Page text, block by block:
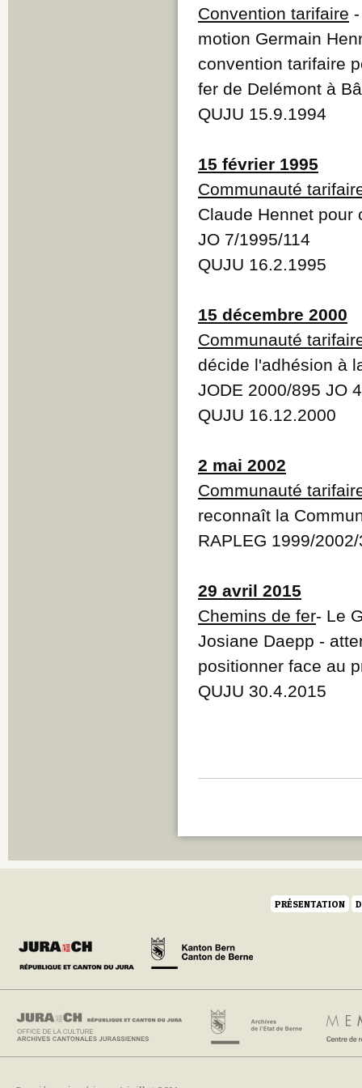
Convention tarifaire
motion Germain
convention tarifaire
fer de Delémont à
QUJU 15.9.1994
15 février 1995
Communauté
Claude Hennet pour
JO 7/1995/114
QUJU 16.2.1995
15 décembre 2000
Communauté
décide l'adhésion à
JODE 2000/895 JO
QUJU 16.12.2000
2 mai 2002
Communauté
reconnaît la
RAPLEG 1999/
29 avril 2015
Chemins de fer- Le
Josiane Daepp -
positionner face au
QUJU 30.4.2015
PRÉSENTATION